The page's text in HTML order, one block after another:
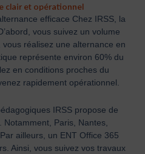
clair et opérationnel
efficace Chez IRSS, la
vous suivez un volume
réalisez une alternance en
représente environ 60% du
en conditions proches du
rapidement opérationnel.
IRSS propose de
Paris, Nantes,
ailleurs, un ENT Office 365
Ainsi, vous suivez vos travaux